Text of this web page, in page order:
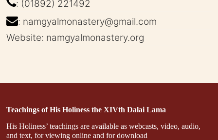
: (01892) 221492
: namgyalmonastery@gmail.com
Website: namgyalmonastery.org
Teachings of His Holiness the XIVth Dalai Lama
His Holiness’ teachings are available as webcasts, video, audio,
and text, for viewing online and for download